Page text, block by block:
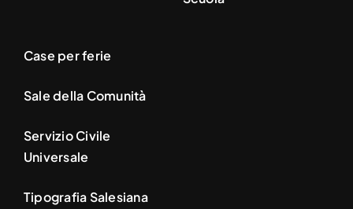
Case per ferie
Sale della Comunità
Servizio Civile
Universale
Tipografia Salesiana